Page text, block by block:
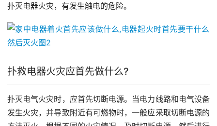
扑灭电器火灾，有发生触电的危险。
扑救电器火灾应首先做什么?
扑灭电气火灾时，应首先切断电源。当电力线路和电气设备
发生火灾，并导致附近有可燃物时，一般应采取切断电源的